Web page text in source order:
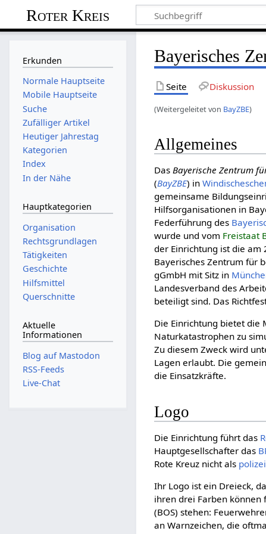
Roter Kreis
Bayerisches
Seite Diskussion
(Weitergeleitet von BayZBE)
Allgemeines
DasBayerische Zentrum
(BayZBE) in
gemeinsame
Hilfsorganisationen in
Federführung des
wurde und vom Freistaat
der Einrichtung ist die am
Bayerisches Zentrum für
gGmbH mit Sitz in
Landesverband des
beteiligt sind. Das
Die Einrichtung bietet die
Naturkatastrophen zu
Zu diesem Zweck wird
Lagen erlaubt. Die
die Einsatzkräfte.
Logo
Die Einrichtung führt das
Hauptgesellschafter das
Rote Kreuz nicht als
Ihr Logo ist ein Dreieck,
ihren drei Farben können
(BOS) stehen:
an Warnzeichen, die
Erkunden
Normale Hauptseite
Mobile Hauptseite
Suche
Zufälliger Artikel
Heutiger Jahrestag
Kategorien
Index
In der Nähe
Hauptkategorien
Organisation
Rechtsgrundlagen
Tätigkeiten
Geschichte
Hilfsmittel
Querschnitte
Aktuelle
Informationen
Blog auf Mastodon
RSS-Feeds
Live-Chat